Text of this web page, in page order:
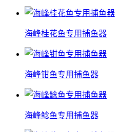
海峰桂花鱼专用捕鱼器
海峰钳鱼专用捕鱼器
海峰鲶鱼专用捕鱼器